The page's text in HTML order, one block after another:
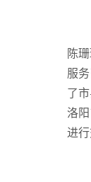
陈
服
了
洛
进